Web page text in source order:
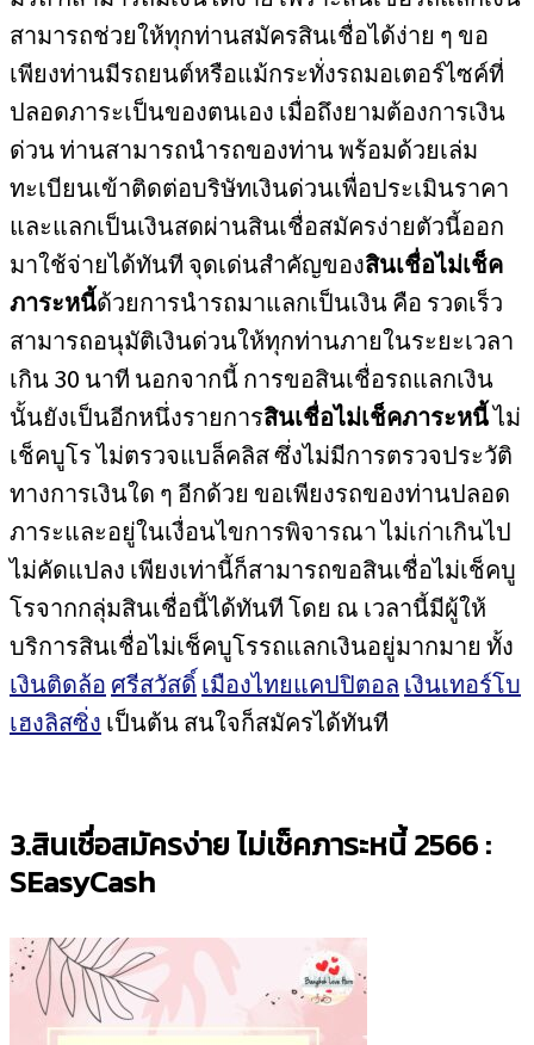
สามารถช่วยให้ทุกท่านสมัครสินเชื่อได้ง่าย ๆ ขอ
เพียงท่านมีรถยนต์หรือแม้กระทั่งรถมอเตอร์ไซค์ที่
ปลอดภาระเป็นของตนเอง เมื่อถึงยามต้องการเงิน
ด่วน ท่านสามารถนำรถของท่าน พร้อมด้วยเล่ม
ทะเบียนเข้าติดต่อบริษัทเงินด่วนเพื่อประเมินราคา
และแลกเป็นเงินสดผ่านสินเชื่อสมัครง่ายตัวนี้ออก
มาใช้จ่ายได้ทันที จุดเด่นสำคัญของสินเชื่อไม่เช็ค
ภาระหนี้ด้วยการนำรถมาแลกเป็นเงิน คือ รวดเร็ว
สามารถอนุมัติเงินด่วนให้ทุกท่านภายในระยะเวลา
เกิน 30 นาที นอกจากนี้ การขอสินเชื่อรถแลกเงิน
นั้นยังเป็นอีกหนึ่งรายการสินเชื่อไม่เช็คภาระหนี้ไม่
เช็คบูโร ไม่ตรวจแบล็คลิส ซึ่งไม่มีการตรวจประวัติ
ทางการเงินใด ๆ อีกด้วย ขอเพียงรถของท่านปลอด
ภาระและอยู่ในเงื่อนไขการพิจารณา ไม่เก่าเกินไป
ไม่คัดแปลง เพียงเท่านี้ก็สามารถขอสินเชื่อไม่เช็คบู
โรจากกลุ่มสินเชื่อนี้ได้ทันที โดย ณ เวลานี้มีผู้ให้
บริการสินเชื่อไม่เช็คบูโรรถแลกเงินอยู่มากมาย ทั้ง
เงินติดล้อ ศรีสวัสดิ์ เมืองไทยแคปปิตอล เงินเทอร์โบ
เฮงลิสซิ่ง เป็นต้น สนใจก็สมัครได้ทันที
3.สินเชื่อสมัครง่าย ไม่เช็คภาระหนี้ 2566 :
SEasyCash